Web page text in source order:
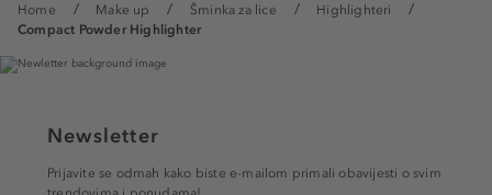
Home Make up Šminka za lice
Highlighteri
Compact Powder Highlighter
Newsletter
Prijavite se odmah kako biste e-mailom primali obavijesti o svim